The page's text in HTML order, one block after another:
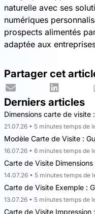
naturelle avec ses
numériques
prospects alimentés
adaptée aux
Partager cet
Derniers articles
Dimensions carte de
21.07.26 • 5 minutes temps de
Modèle Carte de Visite :
16.07.26 • 6 minutes temps de
Carte de Visite
14.07.26 • 5 minutes temps de
Carte de Visite Exemple :
13.07.26 • 5 minutes temps de
Carte de Visite Impression